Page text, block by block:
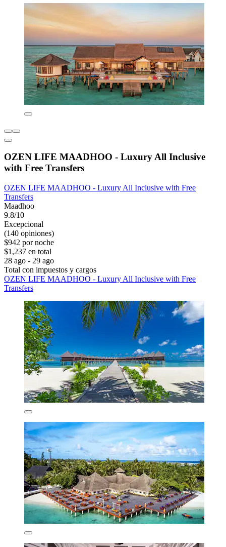
OZEN LIFE MAADHOO - Luxury All Inclusive
with Free Transfers
OZEN LIFE MAADHOO - Luxury All Inclusive with Free
Transfers
Maadhoo
9.8/10
Excepcional
(140 opiniones)
$942 por noche
$1,237 en total
28 ago - 29 ago
Total con impuestos y cargos
OZEN LIFE MAADHOO - Luxury All Inclusive with Free
Transfers